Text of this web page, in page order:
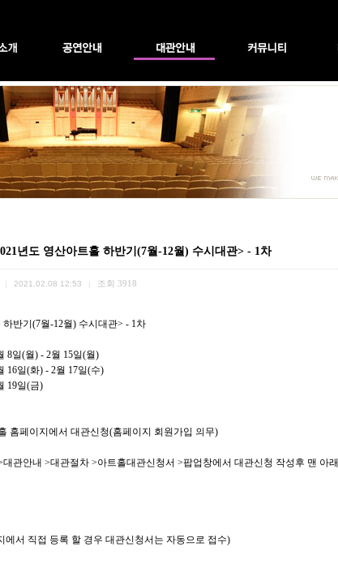
년도 영산아트홀 하반기(7월-12월) 수시대관> - 1차
2021.02.08 12:53 조회 3918
반기 (7월-12월) 수시대관> - 1차
8일(월) - 2월 15일(월)
16일(화) - 2월 17일(수)
19일(금)
홈페이지에서 대관신청(홈페이지 회원가입 의무)
대관안내 >대관절차 >아트홀대관신청서 >팝업창에서 대관신청 작성후 맨 아래
에서 직접 등록 할 경우 대관신청서는 자동으로 접수)